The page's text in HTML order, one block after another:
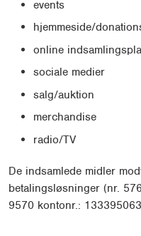
events
hjemmeside/
online
sociale medier
salg/auktion
merchandise
radio/TV
De indsamlede midler
betalingsløsninger (nr.
9570 kontonr.: